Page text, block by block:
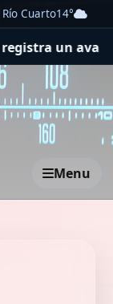
Río Cuarto14°
un avance
Menu